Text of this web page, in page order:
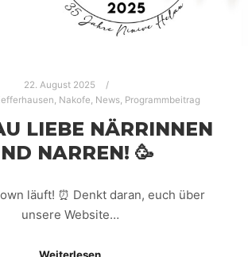
22. August 2025
, Nakofe, News, Programmbeitrag
LIEBE NÄRRINNEN
NARREN! 🥳
läuft! ⏰ Denkt daran, euch über
unsere Website…